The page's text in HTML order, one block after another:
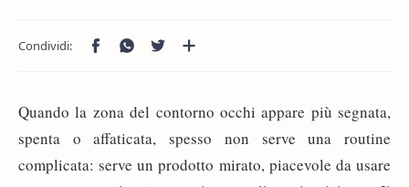
Quando la zona del contorno occhi appare più segnata,
spenta o affaticata, spesso non serve una routine
complicata: serve un prodotto mirato, piacevole da usare